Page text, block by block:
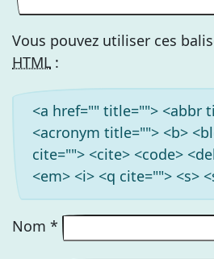
Vous pouvez utiliser ces
HTML :
<a href="" title=""> <abbr
<acronym title=""> <b>
cite=""> <cite> <code>
<em> <i> <q cite=""> <s>
Nom *